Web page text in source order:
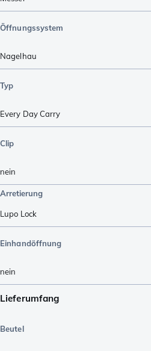
Öffnungssystem
Nagelhau
Typ
Every Day Carry
Clip
nein
Arretierung
Lupo Lock
Einhandöffnung
nein
Lieferumfang
Beutel